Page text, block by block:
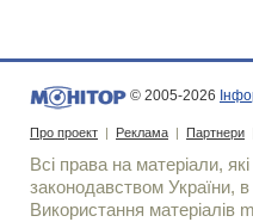
© 2005-2026
Про проект | Реклама | Партнери
Всі права на матеріали,
законодавством України,
Використання матерiалiв